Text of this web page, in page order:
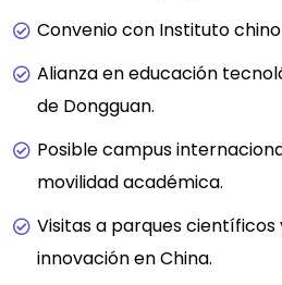
Convenio con Instituto
Alianza en educación
de Dongguan.
Posible campus
movilidad académica.
Visitas a parques
innovación en China.